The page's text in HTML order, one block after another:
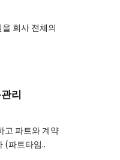
회사 전체의
리
고 파트와 계약
(파트타임..